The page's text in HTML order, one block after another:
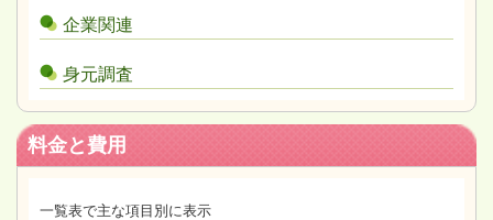
企業関連
身元調査
料金と費用
一覧表で主な項目別に表示